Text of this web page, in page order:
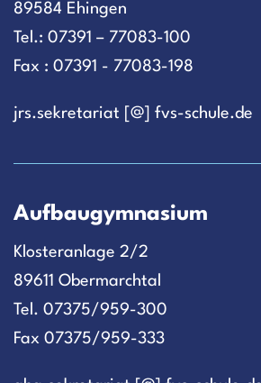
89584 Ehingen
Tel.: 07391 – 77083-100
Fax : 07391 - 77083-198
jrs.sekretariat [@] fvs-schule.de
Aufbaugymnasium
Klosteranlage 2/2
89611 Obermarchtal
Tel. 07375/959-300
Fax 07375/959-333